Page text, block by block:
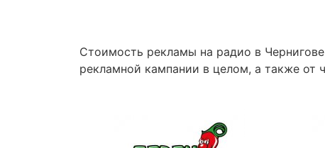
Стоимость рекламы на радио в
рекламной кампании в целом, а также от